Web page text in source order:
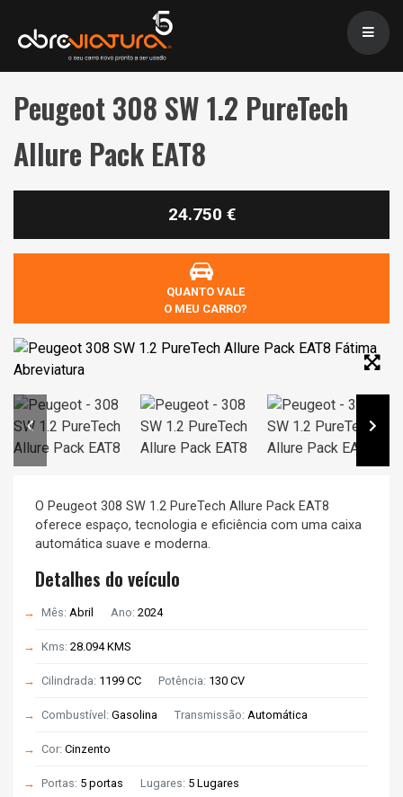
Peugeot 308 SW 1.2 PureTech
Allure Pack EAT8
24.750 €
QUANTO VALE
O MEU CARRO?
O Peugeot 308 SW 1.2 PureTech Allure Pack EAT8
oferece espaço, tecnologia e eficiência com uma caixa
automática suave e moderna.
Detalhes do veículo
Mês: Abril Ano: 2024
Kms: 28.094 KMS
Cilindrada: 1199 CC Potência: 130 CV
Combustível: Gasolina Transmissão: Automática
Cor: Cinzento
Portas: 5 portas Lugares: 5 Lugares